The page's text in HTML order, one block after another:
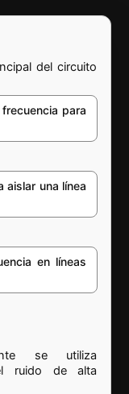
del circuito
para
aislar una línea
en líneas
se utiliza
ruido de alta